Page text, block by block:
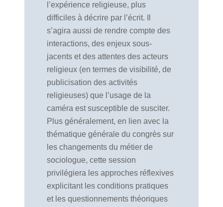
l’expérience religieuse, plus
difficiles à décrire par l’écrit. Il
s’agira aussi de rendre compte des
interactions, des enjeux sous-
jacents et des attentes des acteurs
religieux (en termes de visibilité, de
publicisation des activités
religieuses) que l’usage de la
caméra est susceptible de susciter.
Plus généralement, en lien avec la
thématique générale du congrès sur
les changements du métier de
sociologue, cette session
privilégiera les approches réflexives
explicitant les conditions pratiques
et les questionnements théoriques